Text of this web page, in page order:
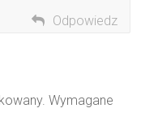
Odpowiedz
Wymagane